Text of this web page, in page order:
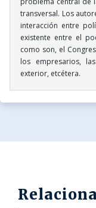
transversal. Los
interacción entre
existente entre el
como son, el
los empresarios,
exterior, etcétera.